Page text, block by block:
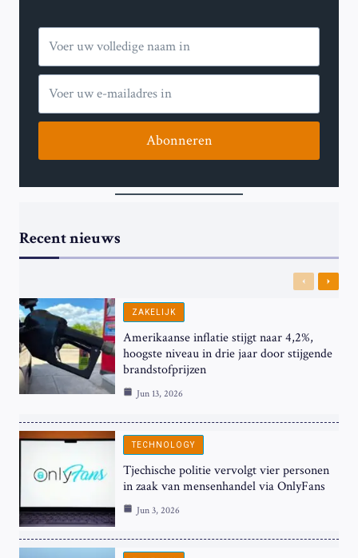
Abonneren
Recent nieuws
Previous
Next
ZAKELIJK
Amerikaanse inflatie stijgt naar 4,2%,
hoogste niveau in drie jaar door stijgende
brandstofprijzen
Jun 13, 2026
TECHNOLOGY
Tjechische politie vervolgt vier personen
in zaak van mensenhandel via OnlyFans
Jun 3, 2026